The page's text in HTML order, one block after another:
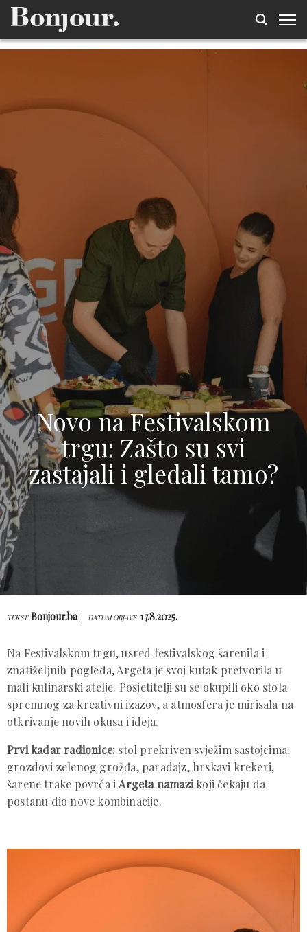
Novo na Festivalskom
trgu: Zašto su svi
zastajali i gledali tamo?
TEKST:Bonjour.ba DATUM OBJAVE: 17.8.2025.
Na Festivalskom trgu, usred festivalskog šarenila i
znatiželjnih pogleda, Argeta je svoj kutak pretvorila u
mali kulinarski atelje. Posjetitelji su se okupili oko stola
spremnog za kreativni izazov, a atmosfera je mirisala na
otkrivanje novih okusa i ideja.
Prvi kadar radionice: stol prekriven svježim sastojcima:
grozdovi zelenog grožđa, paradajz, hrskavi krekeri,
šarene trake povrća iArgeta namazi koji čekaju da
postanu dio nove kombinacije.